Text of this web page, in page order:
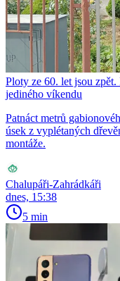
Ploty ze 60. let jsou
jediného víkendu
Patnáct metrů
úsek z vyplétaných
montáže.
Chalupáři-Zahrádkáři
dnes, 15:38
5 min